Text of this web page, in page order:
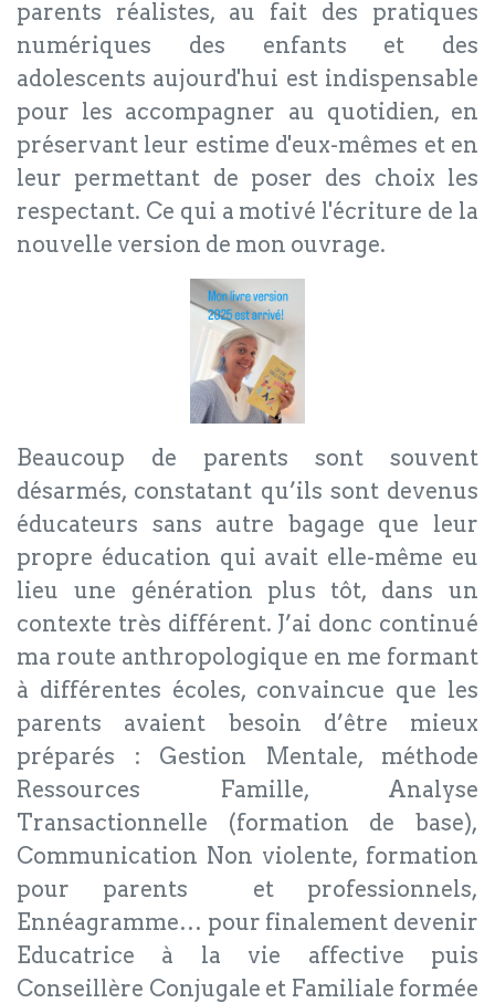
parents réalistes, au fait des pratiques
numériques des enfants et des
adolescents aujourd'hui est indispensable
pour les accompagner au quotidien, en
préservant leur estime d'eux-mêmes et en
leur permettant de poser des choix les
respectant. Ce qui a motivé l'écriture de la
nouvelle version de mon ouvrage.
Beaucoup de parents sont souvent
désarmés, constatant qu’ils sont devenus
éducateurs sans autre bagage que leur
propre éducation qui avait elle-même eu
lieu une génération plus tôt, dans un
contexte très différent. J’ai donc continué
ma route anthropologique en me formant
à différentes écoles, convaincue que les
parents avaient besoin d’être mieux
préparés : Gestion Mentale, méthode
Ressources Famille, Analyse
Transactionnelle (formation de base),
Communication Non violente, formation
pour parents et professionnels,
Ennéagramme… pour finalement devenir
Educatrice à la vie affective puis
Conseillère Conjugale et Familiale formée